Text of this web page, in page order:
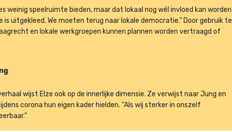
weinig speelruimte bieden, maar dat lokaal nog wél invloed kan worden
uitgekleed. We moeten terug naar lokale democratie.” Door gebruik te
en lokale werkgroepen kunnen plannen worden vertraagd of
wijst Elze ook op de innerlijke dimensie. Ze verwijst naar Jung en
corona hun eigen kader hielden. “Als wij sterker in onszelf